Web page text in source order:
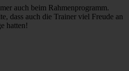
auch beim Rahmenprogramm.
dass auch die Trainer viel Freude an
hatten!